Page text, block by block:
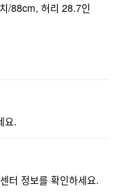
/88cm, 허리 28.7인
요.
터 정보를 확인하세요.